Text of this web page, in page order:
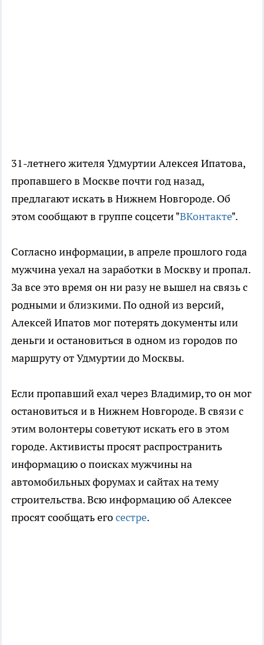
31-летнего жителя Удмуртии Алексея Ипатова,
пропавшего в Москве почти год назад,
предлагают искать в Нижнем Новгороде. Об
этом сообщают в группе соцсети "ВКонтакте".
Согласно информации, в апреле прошлого года
мужчина уехал на заработки в Москву и пропал.
За все это время он ни разу не вышел на связь с
родными и близкими. По одной из версий,
Алексей Ипатов мог потерять документы или
деньги и остановиться в одном из городов по
маршруту от Удмуртии до Москвы.
Если пропавший ехал через Владимир, то он мог
остановиться и в Нижнем Новгороде. В связи с
этим волонтеры советуют искать его в этом
городе. Активисты просят распространить
информацию о поисках мужчины на
автомобильных форумах и сайтах на тему
строительства. Всю информацию об Алексее
просят сообщать егосестре.